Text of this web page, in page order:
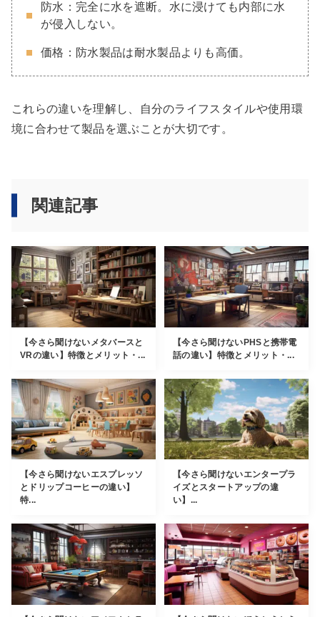
防水：完全に水を遮断。水に浸けても内部に水
が侵入しない。
価格：防水製品は耐水製品よりも高価。
これらの違いを理解し、自分のライフスタイルや使用環
境に合わせて製品を選ぶことが大切です。
関連記事
【今さら聞けないメタバースと
VRの違い】特徴とメリット・...
【今さら聞けないPHSと携帯電
話の違い】特徴とメリット・...
【今さら聞けないエスプレッソ
とドリップコーヒーの違い】
特...
【今さら聞けないエンタープラ
イズとスタートアップの違
い】...